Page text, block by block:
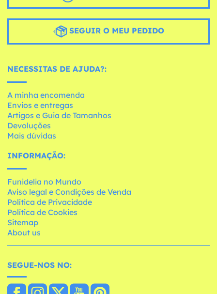
SEGUIR O MEU PEDIDO
NECESSITAS DE AJUDA?:
A minha encomenda
Envios e entregas
Artigos e Guia de Tamanhos
Devoluções
Mais dúvidas
INFORMAÇÃO:
Funidelia no Mundo
Aviso legal e Condições de Venda
Política de Privacidade
Política de Cookies
Sitemap
About us
SEGUE-NOS NO: